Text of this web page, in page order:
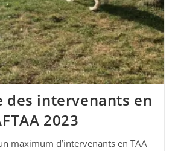
des intervenants en
2023
maximum d’intervenants en TAA